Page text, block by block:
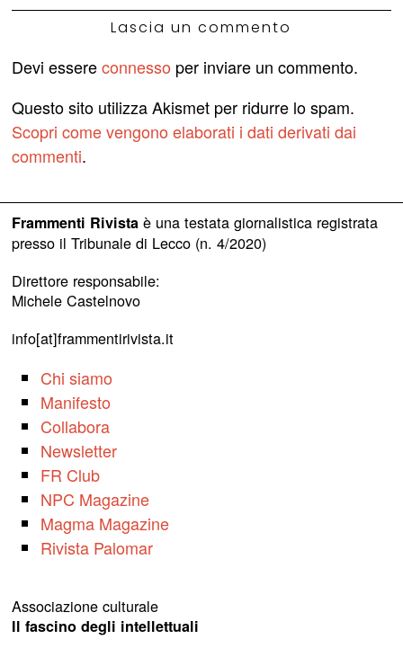
Lascia un commento
Devi essereconnesso per inviare un commento.
Questo sito utilizza Akismet per ridurre lo spam.
Scopri come vengono elaborati i dati derivati dai
commenti.
Frammenti Rivistaè una testata giornalistica registrata
presso il Tribunale di Lecco (n. 4/2020)
Direttore responsabile:
Michele Castelnovo
info[at]frammentirivista.it
Chi siamo
Manifesto
Collabora
Newsletter
FR Club
NPC Magazine
Magma Magazine
Rivista Palomar
Associazione culturale
Il fascino degli intellettuali